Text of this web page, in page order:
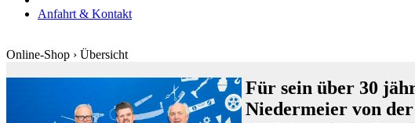
Anfahrt & Kontakt
Online-Shop › Übersicht
Für sein über 30
Niedermeier von